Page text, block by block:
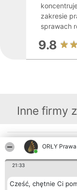
ORŁY Prawa
21:33
Cześć, chętnie Ci
zakresie
sprawach
9.8
Inne firmy
Organizator plebiscytu
Bright Side Solutions sp. z o.
ul. Ruska 22
KRS 0000749100 | Regon
381313360 | NIP 8943132676